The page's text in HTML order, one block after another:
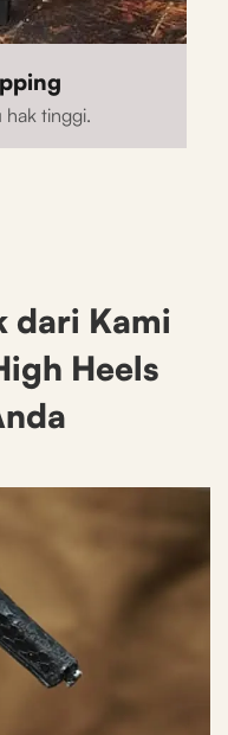
hak tinggi.
dari Kami
Heels